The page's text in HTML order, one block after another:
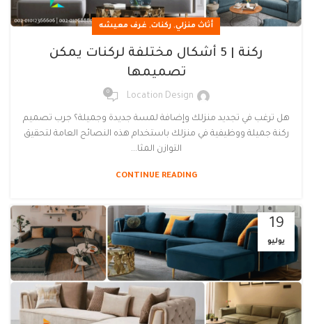
أثاث منزلي, ركنات, غرف معيشه
ركنة | 5 أشكال مختلفة لركنات يمكن
تصميمها
Location Design
0
هل ترغب في تجديد منزلك وإضافة لمسة جديدة وجميلة؟ جرب تصميم
ركنة جميلة ووظيفية في منزلك باستخدام هذه النصائح العامة لتحقيق
التوازن المثا...
CONTINUE READING
19
يوليو